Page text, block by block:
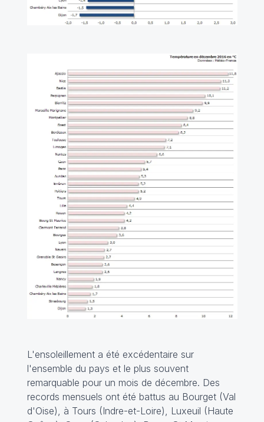
L'ensoleillement a été excédentaire sur
l'ensemble du pays et le plus souvent
remarquable pour un mois de décembre. Des
records mensuels ont été battus au Bourget (Val
d'Oise), à Tours (Indre-et-Loire), Luxeuil (Haute